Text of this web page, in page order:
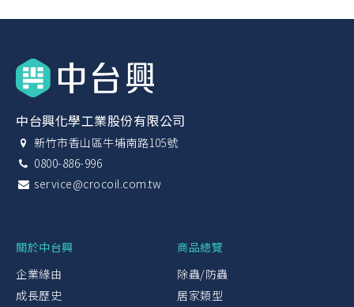
中台興化學工業股份有限公司
新竹市香山區牛埔南路105號
0800-886-996
service@crocoil.com.tw
關於中台興
企業緣由
成長歷史
商品總覽
除蟲/防蟲
居家類型